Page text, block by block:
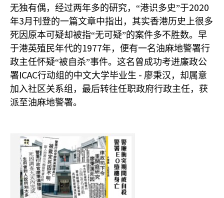
无独有偶，经过两年多的研究，“港识多史”于2020
年3月刊登的一篇文章中指出，其实香港历史上很多
死因原本可疑却被指“无可疑”的案件多不胜数。早
于港英殖民年代的1977年，便有一名油麻地警署行
政主任怀疑“被自杀”事件。这名曾成功考进廉政公
署ICAC行动组的中文大学毕业生 - 廖秉汉，却属意
加入社区关系组，最后转往任职政府行政主任，获
派至油麻地警署。